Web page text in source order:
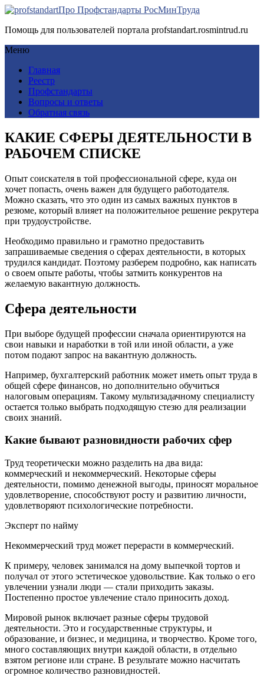
Про Профстандарты РосМинТруда
Помощь для пользователей портала profstandart.rosmintrud.ru
Меню
Главная
Реестр
Профстандарты
Вопросы и ответы
Обратная связь
КАКИЕ СФЕРЫ ДЕЯТЕЛЬНОСТИ В
РАБОЧЕМ СПИСКЕ
Опыт соискателя в той профессиональной сфере, куда он
хочет попасть, очень важен для будущего работодателя.
Можно сказать, что это один из самых важных пунктов в
резюме, который влияет на положительное решение рекрутера
при трудоустройстве.
Необходимо правильно и грамотно предоставить
запрашиваемые сведения о сферах деятельности, в которых
трудился кандидат. Поэтому разберем подробно, как написать
о своем опыте работы, чтобы затмить конкурентов на
желаемую вакантную должность.
Сфера деятельности
При выборе будущей профессии сначала ориентируются на
свои навыки и наработки в той или иной области, а уже
потом подают запрос на вакантную должность.
Например, бухгалтерский работник может иметь опыт труда в
общей сфере финансов, но дополнительно обучиться
налоговым операциям. Такому мультизадачному специалисту
остается только выбрать подходящую стезю для реализации
своих знаний.
Какие бывают разновидности рабочих сфер
Труд теоретически можно разделить на два вида:
коммерческий и некоммерческий. Некоторые сферы
деятельности, помимо денежной выгоды, приносят моральное
удовлетворение, способствуют росту и развитию личности,
удовлетворяют психологические потребности.
Эксперт по найму
Некоммерческий труд может перерасти в коммерческий.
К примеру, человек занимался на дому выпечкой тортов и
получал от этого эстетическое удовольствие. Как только о его
увлечении узнали люди — стали приходить заказы.
Постепенно простое увлечение стало приносить доход.
Мировой рынок включает разные сферы трудовой
деятельности. Это и государственные структуры, и
образование, и бизнес, и медицина, и творчество. Кроме того,
много составляющих внутри каждой области, в отдельно
взятом регионе или стране. В результате можно насчитать
огромное количество разновидностей.